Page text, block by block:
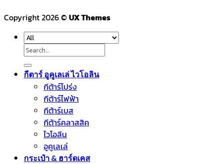
Copyright 2026 ©UX Themes
Search
for:
กีตาร์ อูคูเลเล่ ไวโอลิน
กีต้าร์โปร่ง
กีต้าร์ไฟฟ้า
กีต้าร์เบส
กีต้าร์คลาสสิค
ไวโอลีน
อูคูเลเล่
กระเป๋า & ฮาร์ดเคส